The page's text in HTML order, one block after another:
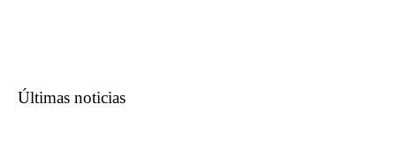
Últimas noticias